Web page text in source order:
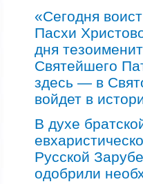
«Сегодня
Пасхи
дня
Святейшего
здесь — в
войдет в
В духе
Русской
одобрили